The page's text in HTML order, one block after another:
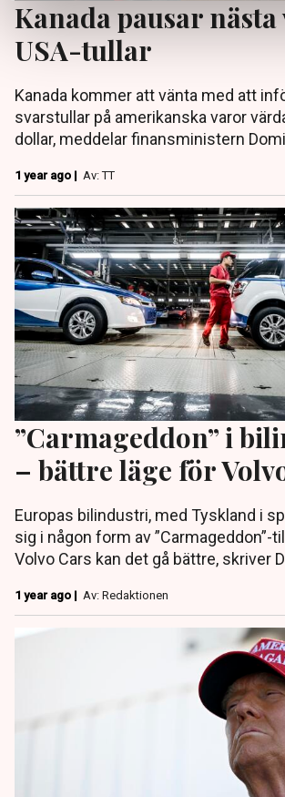
Kanada pausar nästa
USA-tullar
Kanada kommer att vänta med att
svarstullar på amerikanska varor
dollar, meddelar finansministern
1 year ago | Av: TT
”Carmageddon” i
– bättre läge för
Europas bilindustri, med Tyskland i
sig i någon form av ”Carmageddon”-
Volvo Cars kan det gå bättre, skriver
1 year ago | Av: Redaktionen